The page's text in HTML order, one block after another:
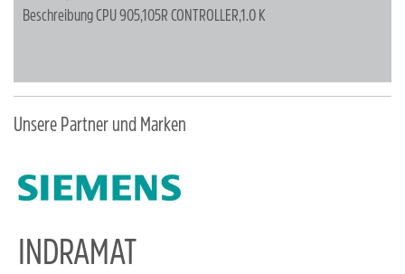
BeschreibungCPU 905,105R CONTROLLER,1.0 K
Unsere Partner und Marken
INDRAMAT